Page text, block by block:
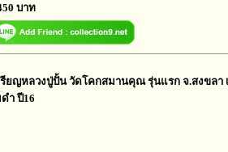
บาท
รียญหลวงปู่ปั้น วัดโคกสมานคุณ รุ่นแรก จ.สงขลา
ำ ปี16